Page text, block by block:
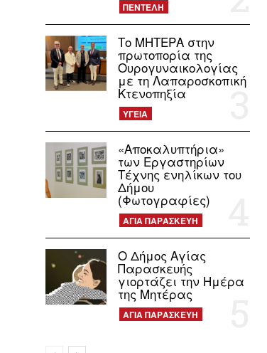
ΠΕΝΤΕΛΗ
Το ΜΗΤΕΡΑ στην
πρωτοπορία της
Ουρογυναικολογίας
με τη Λαπαροσκοπική
Κτενοπηξία
ΥΓΕΙΑ
«Αποκαλυπτήρια»
των Εργαστηρίων
Τέχνης ενηλίκων του
Δήμου
(Φωτογραφίες)
ΑΓΙΑ ΠΑΡΑΣΚΕΥΗ
Ο Δήμος Αγίας
Παρασκευής
γιορτάζει την Ημέρα
της Μητέρας
ΑΓΙΑ ΠΑΡΑΣΚΕΥΗ